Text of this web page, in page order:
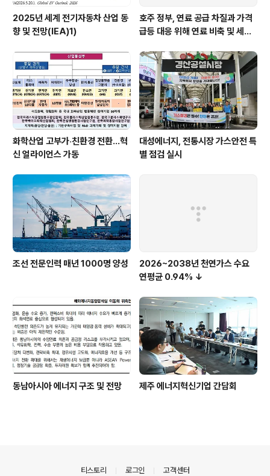
2025년 세계 전기자동차 산업 동
향 및 전망(IEA)1)
호주 정부, 연료 공급 차질과 가격
급등 대응 위해 연료 비축 및 세제
화학산업 고부가‧친환경 전환…혁
신 얼라이언스 가동
대성에너지, 전통시장 가스안전 특
별 점검 실시
조선 전문인력 매년 1000명 양성
2026~2038년 천연가스 수요
연평균 0.94% ↓
동남아시아 에너지 구조 및 전망 제주 에너지혁신기업 간담회
티스토리 로그인 고객센터